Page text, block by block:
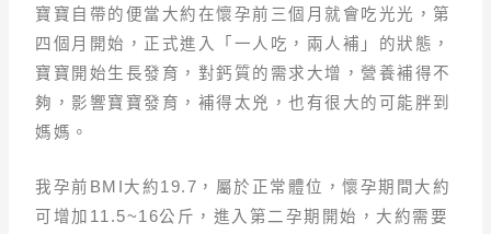
寶寶自帶的便當大約在懷孕前三個月就會吃光光，第
四個月開始，正式進入「一人吃，兩人補」的狀態，
寶寶開始生長發育，對鈣質的需求大增，營養補得不
夠，影響寶寶發育，補得太兇，也有很大的可能胖到
媽媽。
我孕前BMI大約19.7，屬於正常體位，懷孕期間大約
可增加11.5~16公斤，進入第二孕期開始，大約需要